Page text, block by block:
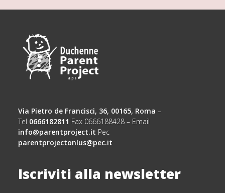
Via Pietro de Francisci, 36, 00165, Roma –
Tel 0666182811 Fax 0666188428 – Email
info@parentproject.it Pec
parentprojectonlus@pec.it
Iscriviti alla newsletter